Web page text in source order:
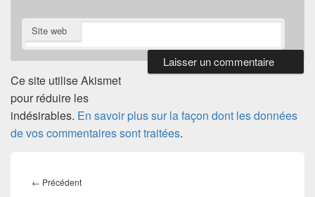
Site web
Ce site utilise Akismet
pour réduire les
indésirables. En savoir plus sur la façon dont les données
de vos commentaires sont traitées.
de
← PrécédentArticle